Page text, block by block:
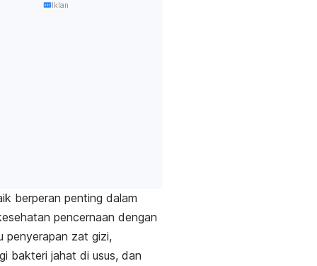
Iklan
berperan penting dalam
pencernaan dengan
penyerapan zat gizi,
bakteri jahat di usus, dan